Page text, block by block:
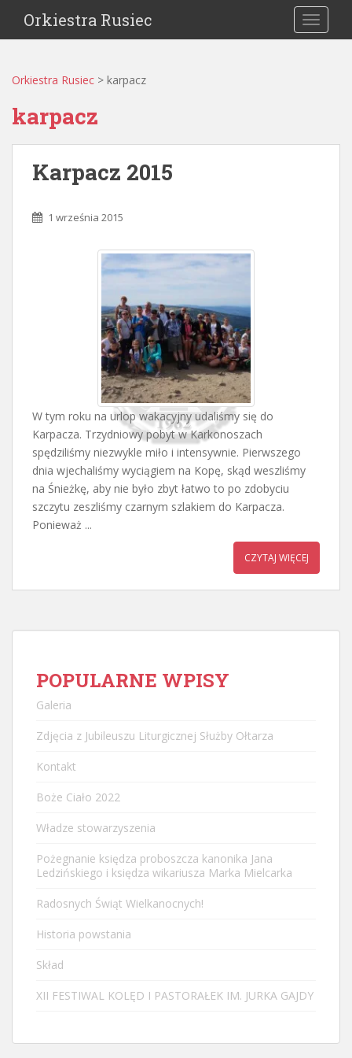
Orkiestra Rusiec
Orkiestra Rusiec > karpacz
karpacz
Karpacz 2015
1 września 2015
W tym roku na urlop wakacyjny udaliśmy się do
Karpacza. Trzydniowy pobyt w Karkonoszach
spędziliśmy niezwykle miło i intensywnie. Pierwszego
dnia wjechaliśmy wyciągiem na Kopę, skąd weszliśmy
na Śnieżkę, aby nie było zbyt łatwo to po zdobyciu
szczytu zeszliśmy czarnym szlakiem do Karpacza.
Ponieważ ...
CZYTAJ WIĘCEJ
POPULARNE WPISY
Galeria
Zdjęcia z Jubileuszu Liturgicznej Służby Ołtarza
Kontakt
Boże Ciało 2022
Władze stowarzyszenia
Pożegnanie księdza proboszcza kanonika Jana
Ledzińskiego i księdza wikariusza Marka Mielcarka
Radosnych Świąt Wielkanocnych!
Historia powstania
Skład
XII FESTIWAL KOLĘD I PASTORAŁEK IM. JURKA GAJDY